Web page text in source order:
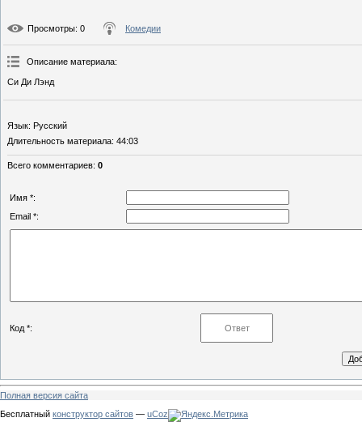
Просмотры: 0 Комедии
Описание материала:
Си Ди Лэнд
Язык: Русский
Длительность материала: 44:03
Всего комментариев: 0
Имя *:
Email *:
Код *:
Полная версия сайта
Бесплатный конструктор сайтов — uCoz